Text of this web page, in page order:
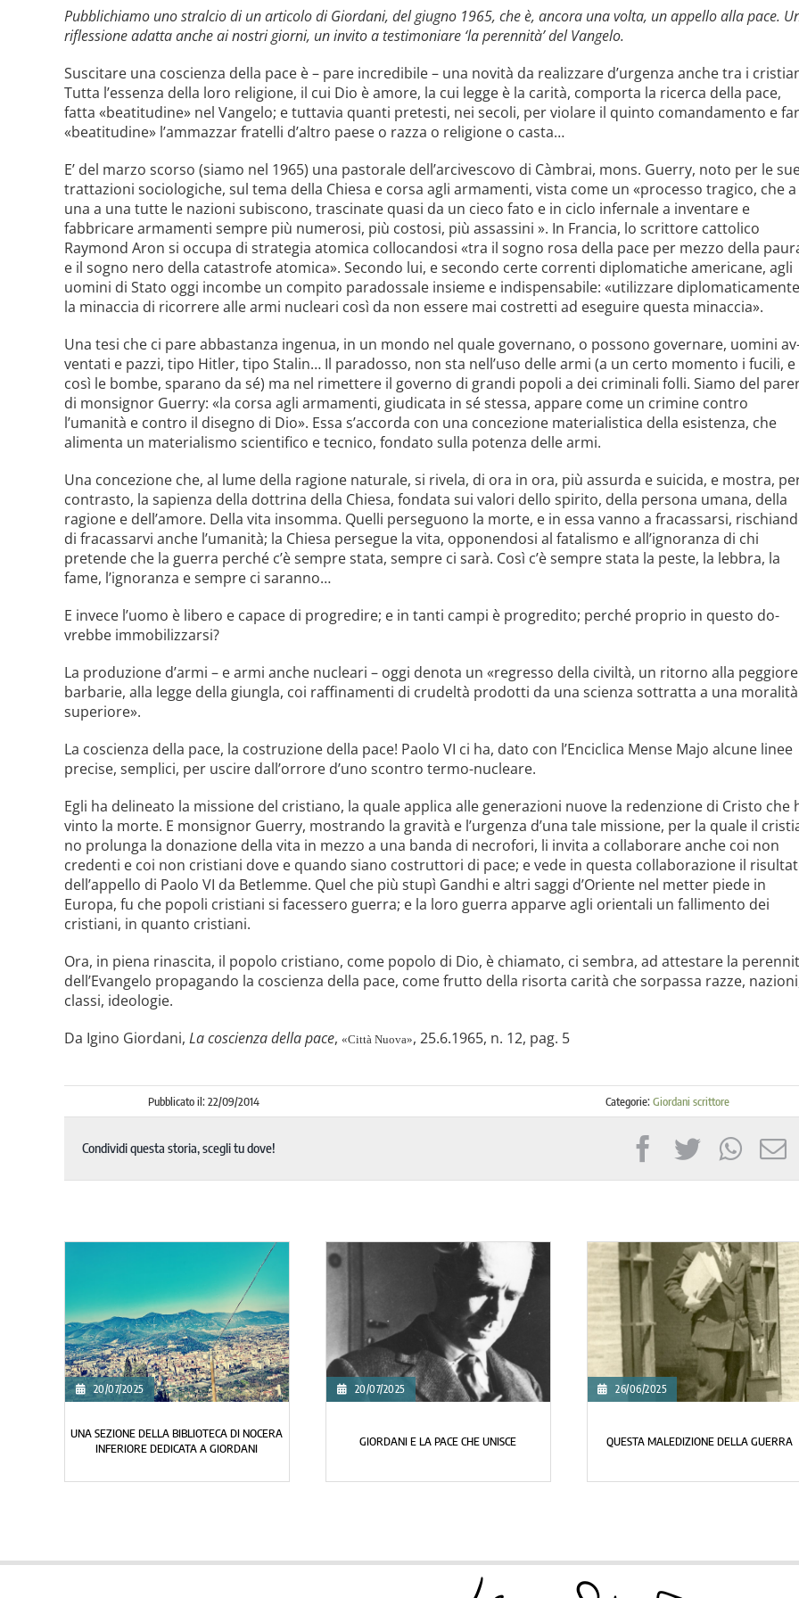
Pubblichiamo uno stralcio di un articolo di Giordani, del giugno 1965, che è, ancora una volta, un appello alla pace.
riflessione adatta anche ai nostri giorni, un invito a testimoniare ‘la perennità’ del Vangelo.
Suscitare una coscienza della pace è – pare incredibile – una novità da realizzare d’urgenza anche tra i
Tutta l’essenza della loro religione, il cui Dio è amore, la cui legge è la carità, comporta la ricerca della pace,
fatta «beatitudine» nel Vangelo; e tuttavia quanti pretesti, nei secoli, per violare il quinto comandamento e far
«beatitudine» l’ammazzar fratelli d’altro paese o raz­za o religione o casta…
E’ del marzo scorso (siamo nel 1965) una pastorale dell’arcivescovo di Càmbrai, mons. Guerry, noto per le
trattazioni socio­logiche, sul tema della Chiesa e corsa agli armamenti, vista come un «processo tragico, che a
una a una tutte le nazioni subiscono, trascinate quasi da un cieco fato e in ciclo infer­nale a inventare e
fabbricare armamenti sempre più nume­rosi, più costosi, più assassini ». In Francia, lo scrittore cattolico
Raymond Aron si occupa di strategia atomica collocandosi «tra il sogno rosa della pace per mezzo della
e il sogno nero della catastrofe atomica». Secondo lui, e secondo certe correnti diplomatiche americane, agli
uomini di Stato oggi incombe un compito paradossale insieme e indispensabile: «utiliz­zare diplomaticamente
la minaccia di ricorrere alle armi nucleari così da non essere mai costretti ad eseguire questa minaccia».
Una tesi che ci pare abbastanza ingenua, in un mondo nel quale governano, o possono governare, uomini
ventati e pazzi, tipo Hitler, tipo Stalin… Il paradosso, non sta nell’uso delle armi (a un certo momento i fucili, e
così le bombe, sparano da sé) ma nel rimettere il governo di grandi popoli a dei criminali folli. Siamo del
di monsignor Guerry: «la corsa agli armamenti, giudicata in sé stessa, appare come un cri­mine contro
l’umanità e contro il disegno di Dio». Essa s’accorda con una concezione materialistica della esi­stenza, che
alimenta un materialismo scientifico e tecnico, fondato sulla potenza delle armi.
Una concezione che, al lume della ragione naturale, si rivela, di ora in ora, più assurda e suicida, e mostra,
contrasto, la sapienza della dottrina della Chiesa, fondata sui valori dello spirito, della persona umana, della
ragione e dell’amore. Della vita insomma. Quelli perse­guono la morte, e in essa vanno a fracassarsi,
di fracassarvi anche l’umanità; la Chiesa persegue la vita, opponendosi al fatalismo e all’ignoranza di chi
pretende che la guerra perché c’è sempre stata, sempre ci sarà. Così c’è sempre stata la peste, la lebbra, la
fame, l’igno­ranza e sempre ci saranno…
E invece l’uomo è libero e capace di progredire; e in tanti campi è progredito; perché proprio in questo do­
vrebbe immobilizzarsi?
La produzione d’armi – e armi anche nucleari – oggi denota un «regresso della civiltà, un ritorno alla peg­giore
barbarie, alla legge della giungla, coi raffinamenti di crudeltà prodotti da una scienza sottratta a una mo­ralità
superiore».
La coscienza della pace, la costruzione della pace! Paolo VI ci ha, dato con l’Enciclica Mense Majo alcune linee
precise, semplici, per uscire dall’orrore d’uno scon­tro termo-nucleare.
Egli ha delineato la missione del cristiano, la quale applica alle generazioni nuove la redenzione di Cristo che
vinto la morte. E monsignor Guerry, mostrando la gravità e l’urgenza d’una tale missione, per la quale il
no prolunga la donazione della vita in mezzo a una banda di necrofori, li invita a collaborare anche coi non
credenti e coi non cristiani dove e quando siano costruttori di pace; e vede in questa collaborazione il
dell’ap­pello di Paolo VI da Betlemme.­ Quel che più stupì Gandhi e altri saggi d’Oriente nel metter piede in
Europa, fu che popoli cristiani si faces­sero guerra; e la loro guerra apparve agli orientali un fal­limento dei
cristiani, in quanto cristiani.
Ora, in piena rinascita, il popolo cristiano, come po­polo di Dio, è chiamato, ci sembra, ad attestare la
dell’Evangelo propagando la coscienza della pace, come frutto della risorta carità che sorpassa razze,
classi, ideologie.
Da Igino Giordani, La coscienza della pace, «Città Nuova», 25.6.1965, n. 12, pag. 5
Pubblicato il: 22/09/2014 Categorie:Giordani scrittore
Condividi questa storia, scegli tu dove!
26/06/2025
QUESTA MALEDI­ZIONE DELLA GUERRA
19/06/2025
A CHE SERVE LA GUERRA?
17/04/2025
BUONA PASQUA A TUTTI!